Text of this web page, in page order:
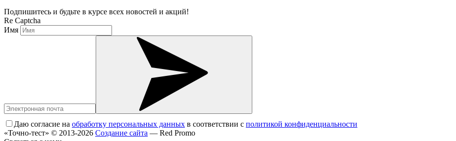
Подпишитесь и будьте в курсе всех новостей и акций!
Re Captcha
Имя
Даю согласие на обработку персональных данных в соответствии с политикой конфиденциальности
«Точно-тест» © 2013-2026 Создание сайта — Red Promo